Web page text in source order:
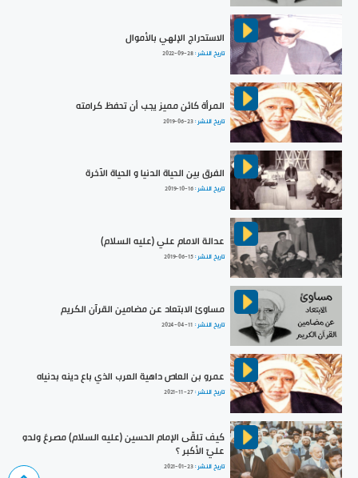
الاستدراج الإلهي بالأموال
تاريخ النشر :2022-09-28
المرأة كائن مميز يجب أن تحفظ كرامته
تاريخ النشر :2019-06-23
الفرق بين الحياة الدنيا و الحياة الآخرة
تاريخ النشر :2019-10-16
عدالة الامام علي (عليه السلام)
تاريخ النشر :2019-06-15
مساوئ الابتعاد عن مضامين القرآن الكريم
تاريخ النشر : 2024-04-11
عمرو بن العاص داهية العرب الذي باع دينه بدنياه
تاريخ النشر :2021-11-27
كيف تلقّى الإمام الحسين (عليه السلام) مصرعَ ولدهِ
عليّ الأكبر ؟
تاريخ النشر :2021-01-23